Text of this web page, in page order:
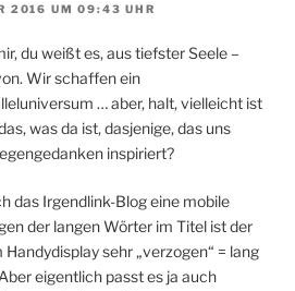
2016 UM 09:43 UHR
du weißt es, aus tiefster Seele –
Wir schaffen ein
… aber, halt, vielleicht ist
was da ist, dasjenige, das uns
inspiriert?
das Irgendlink-Blog eine mobile
der langen Wörter im Titel ist der
Handydisplay sehr „verzogen“ = lang
eigentlich passt es ja auch